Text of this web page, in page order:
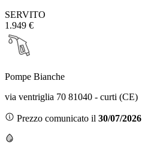
SERVITO
1.949 €
Pompe Bianche
via ventriglia 70 81040 - curti (CE)
Prezzo comunicato il 30/07/2026